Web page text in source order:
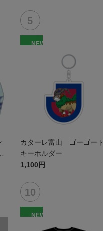
NEW
カターレ富山 ゴーゴート
キーホルダー
1,100円
NEW